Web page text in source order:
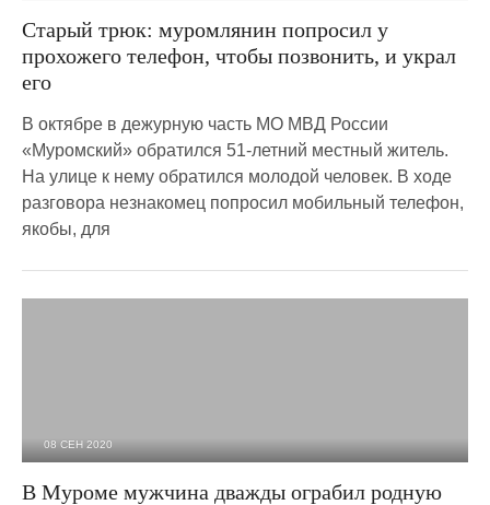
Старый трюк: муромлянин попросил у
прохожего телефон, чтобы позвонить, и украл
его
В октябре в дежурную часть МО МВД России
«Муромский» обратился 51-летний местный житель.
На улице к нему обратился молодой человек. В ходе
разговора незнакомец попросил мобильный телефон,
якобы, для
08 СЕН 2020
В Муроме мужчина дважды ограбил родную